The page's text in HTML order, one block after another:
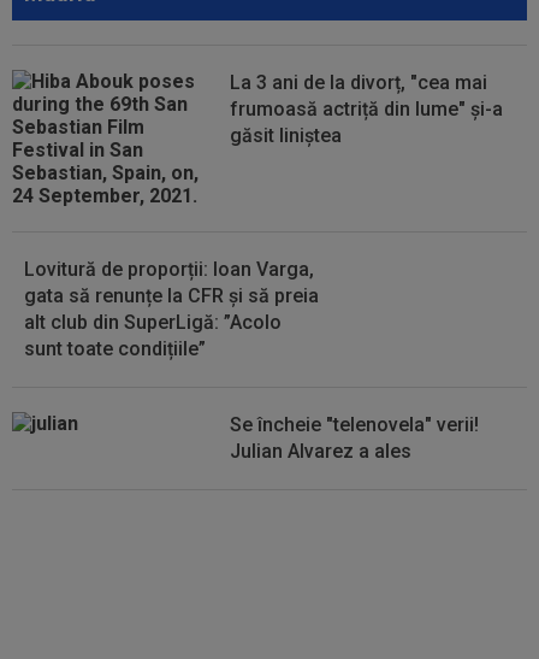
13:34
Lovitură de teatru, cu o zi înainte de nuntă:
13:31 EXCLUSIV
UTA Arad i-a decis viitorul lui
Adrian Mihalcea, fără victorie în acest sezon
13:21
”Victima” pe care o face Rodri la Barcelona!
Catalanii l-au scos la vânzare
La 3 ani de la divorț, "cea mai
frumoasă actriță din lume" și-a
găsit liniștea
Lovitură de proporții: Ioan Varga,
gata să renunțe la CFR și să preia
alt club din SuperLigă: ”Acolo
sunt toate condițiile”
Se încheie "telenovela" verii!
Julian Alvarez a ales